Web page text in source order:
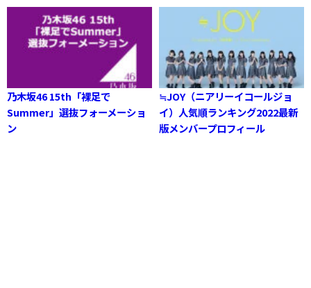
乃木坂46 15th「裸足で
Summer」選抜フォーメーショ
ン
≒JOY（ニアリーイコールジョ
イ）人気順ランキング2022最新
版メンバープロフィール